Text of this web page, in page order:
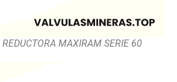
MAXIRAM SERIE 60